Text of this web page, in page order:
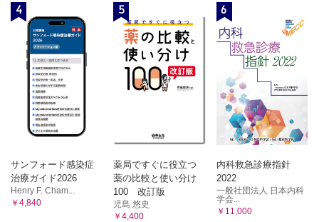
総 論
ICUにおけるACPの意義と課題
ACP導入の障壁
ICUにおけるACPの実践
今後の研究課題と展望
31. 成人集中治療医が小児ICU診療を行う際に注意すべきことは何か？
〈石原唯史〉
背 景
重症小児における手技
重症小児における人工呼吸管理
重症小児の脳神経管理
輸 血
鎮静・鎮痛
透 析
32. 日本と海外におけるICUの違いと特徴はどのようなものがあるか？
急性血液浄化療法導入のタイミング
サイトカイン吸着の是非
ICUの重症患者における大規模RCTの限界
19. ICUにおけるECMO管理はどのように診療すべきか？
〈梅井菜央〉
総 論
適応疾患
ECMO中の人工呼吸器設定はどのようにすべきか？
ECMO中の抗凝固療法はどのように行うか？
20. ICUにおける凝固線溶異常はどのように診療すべきか？
〈小網博之〉
4
サンフォード感染症
治療ガイド2026
Henry F. Cham...
￥4,840
5
薬局ですぐに役立つ
薬の比較と使い分け
100 改訂版
児島 悠史
￥4,400
6
内科救急診療指針
2022
一般社団法人 日本内科
学会...
￥11,000